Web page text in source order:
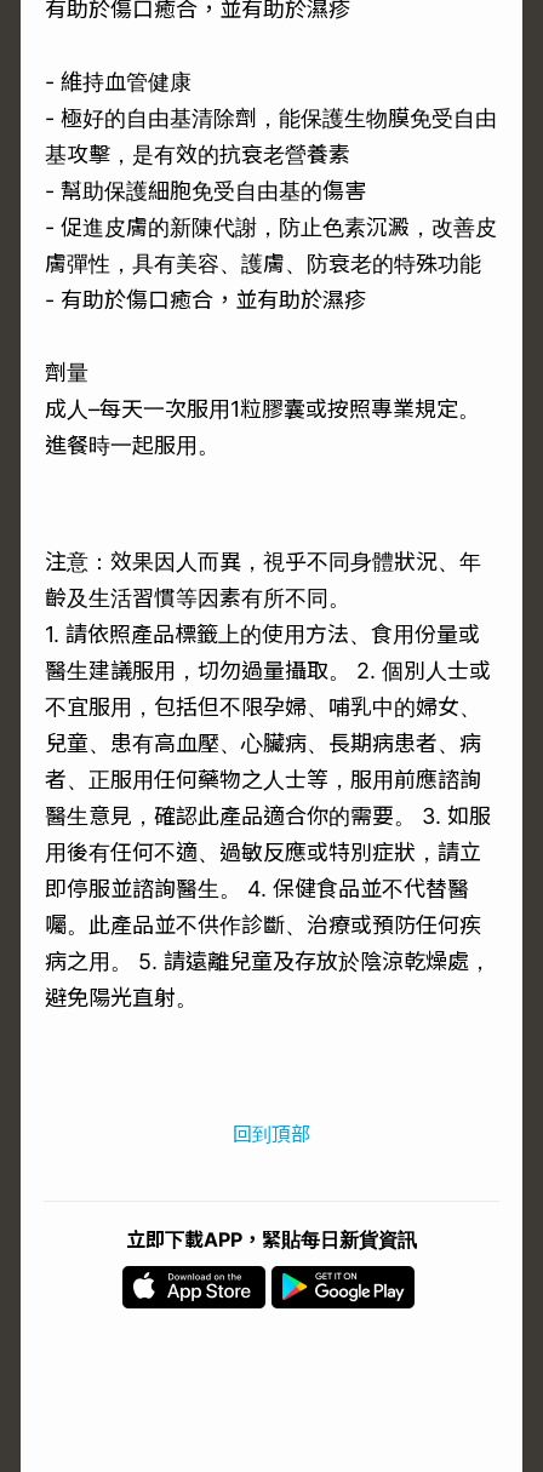
有助於傷口癒合，並有助於濕疹
- 維持血管健康
- 極好的自由基清除劑，能保護生物膜免受自由
基攻擊，是有效的抗衰老營養素
- 幫助保護細胞免受自由基的傷害
- 促進皮膚的新陳代謝，防止色素沉澱，改善皮
膚彈性，具有美容、護膚、防衰老的特殊功能
- 有助於傷口癒合，並有助於濕疹
劑量
成人–每天一次服用1粒膠囊或按照專業規定。
進餐時一起服用。
注意：效果因人而異，視乎不同身體狀況、年
齡及生活習慣等因素有所不同。
1. 請依照產品標籤上的使用方法、食用份量或
醫生建議服用，切勿過量攝取。 2. 個別人士或
不宜服用，包括但不限孕婦、哺乳中的婦女、
兒童、患有高血壓、心臟病、長期病患者、病
者、正服用任何藥物之人士等，服用前應諮詢
醫生意見，確認此產品適合你的需要。 3. 如服
用後有任何不適、過敏反應或特別症狀，請立
即停服並諮詢醫生。 4. 保健食品並不代替醫
囑。此產品並不供作診斷、治療或預防任何疾
病之用。 5. 請遠離兒童及存放於陰涼乾燥處，
避免陽光直射。
回到頂部
立即下載APP，緊貼每日新貨資訊